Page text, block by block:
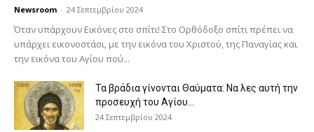
Newsroom - 24 Σεπτεμβρίου 2024
Όταν υπάρχουν Εικόνες στο σπίτι! Στο Ορθόδοξο σπίτι πρέπει να
υπάρχει εικονοστάσι, με την εικόνα του Χριστού, της Παν­αγίας και
την εικόνα του Αγίου πού...
Τα βράδια γίνονται Θαύματα: Να λες αυτή την
προσευχή του Αγίου...
24 Σεπτεμβρίου 2024